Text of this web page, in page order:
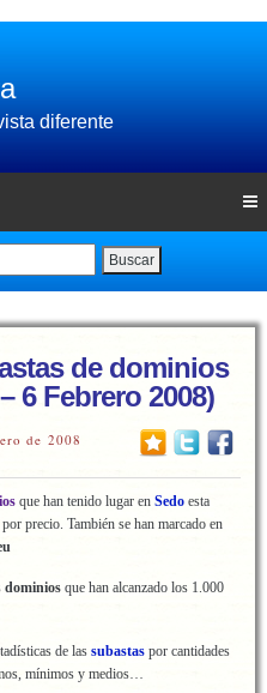
diferente
Buscar
de dominios
6 Febrero 2008)
de 2008
que han tenido lugar en Sedo esta
precio. También se han marcado en
dominios que han alcanzado los 1.000
de las subastas por cantidades
mínimos y medios…